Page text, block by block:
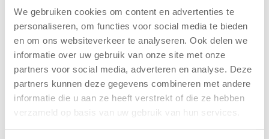
We gebruiken cookies om content en advertenties te
personaliseren, om functies voor social media te bieden
en om ons websiteverkeer te analyseren. Ook delen we
informatie over uw gebruik van onze site met onze
partners voor social media, adverteren en analyse. Deze
partners kunnen deze gegevens combineren met andere
informatie die u aan ze heeft verstrekt of die ze hebben
verzameld op basis van uw gebruik van hun services.
Kinderen BSO
De
Westerburcht
trainen alvast
voor Kids First
Mini 4 Mijl
7 augustus 2026
Eelde, 6 augustus
2026 – Kinderen
Kids First
tekent
koopcontract
voor nieuw
kindcentrum in
wijk Wiarda in
Leeuwarden
11 juni 2026
Leeuwarden –